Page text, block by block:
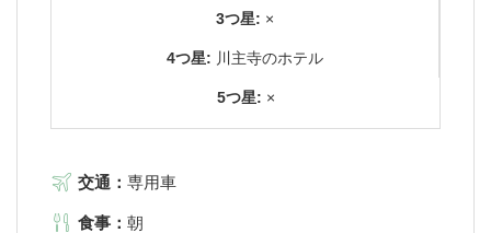
3つ星: ×
4つ星: 川主寺のホテル
5つ星: ×
交通： 専用車
食事： 朝